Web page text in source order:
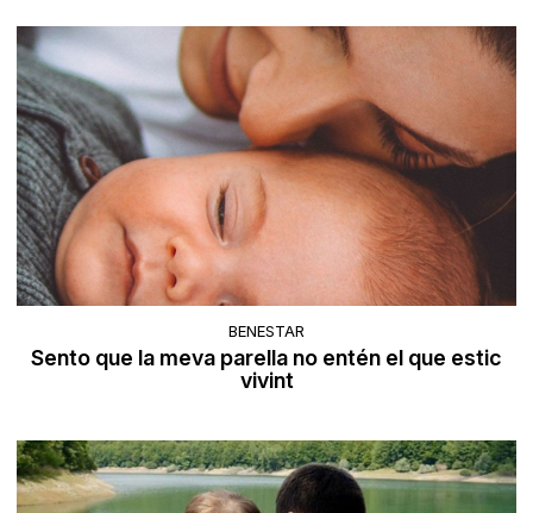
BENESTAR
Sento que la meva parella no entén el que estic
vivint